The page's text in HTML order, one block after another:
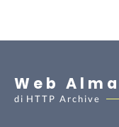
Web
di HTTP Archive